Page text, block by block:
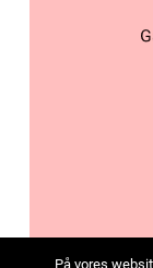
På vores